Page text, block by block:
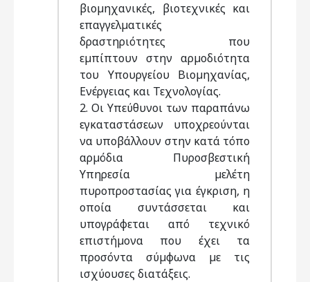
βιοµηχανικές, βιοτεχνικές και
επαγγελµατικές
δραστηριότητες που
εµπίπτουν στην αρµοδιότητα
του Υπουργείου Βιοµηχανίας,
Ενέργειας και Τεχνολογίας.
2. Οι Υπεύθυνοι των παραπάνω
εγκαταστάσεων υποχρεούνται
να υποβάλλουν στην κατά τόπο
αρµόδια Πυροσβεστική
Υπηρεσία µελέτη
πυροπροστασίας για έγκριση, η
οποία συντάσσεται και
υπογράφεται από τεχνικό
επιστήµονα που έχει τα
προσόντα σύµφωνα µε τις
ισχύουσες διατάξεις.